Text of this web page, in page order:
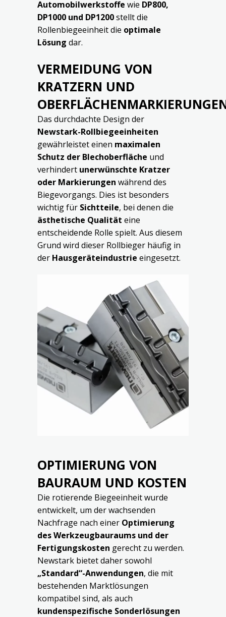
Automobilwerkstoffe wie DP800,
DP1000 und DP1200stellt die
Rollenbiegeeinheit die optimale
Lösung dar.
VERMEIDUNG VON
KRATZERN UND
Das durchdachte Design der
Newstark-Rollbiegeeinheiten
gewährleistet einen maximalen
Schutz der Blechoberfläche und
verhindert unerwünschte Kratzer
oder Markierungen während des
Biegevorgangs. Dies ist besonders
wichtig für Sichtteile, bei denen die
ästhetische Qualität eine
entscheidende Rolle spielt. Aus diesem
Grund wird dieser Rollbieger häufig in
der Hausgeräteindustrie eingesetzt.
OPTIMIERUNG VON
BAURAUM UND KOSTEN
Die rotierende Biegeeinheit wurde
entwickelt, um der wachsenden
Nachfrage nach einer Optimierung
des Werkzeugbauraums und der
Fertigungskosten gerecht zu werden.
Newstark bietet daher sowohl
„Standard“-Anwendungen, die mit
bestehenden Marktlösungen
kompatibel sind, als auch
kundenspezifische Sonderlösungen